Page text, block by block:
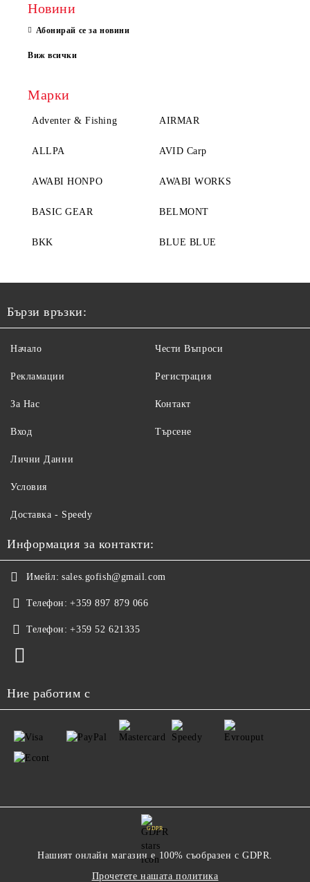
Новини
Абонирай се за новини
Виж всички
Марки
Adventer & Fishing AIRMAR
ALLPA AVID Carp
AWABI HONPO AWABI WORKS
BASIC GEAR BELMONT
BKK BLUE BLUE
Бързи връзки:
Начало
Рекламации
За Нас
Вход
Чести Въпроси
Регистрация
Контакт
Търсене
Лични Данни
Условия
Доставка - Speedy
Информация за контакти:
Имейл: sales.gofish@gmail.com
Телефон: +359 897 879 066
Телефон: +359 52 621335
Ние работим с
GDPR
Нашият онлайн магазин е 100% съобразен с GDPR.
Прочетете нашата политика